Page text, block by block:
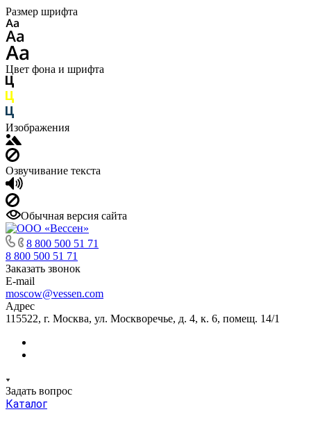
Размер шрифта
Цвет фона и шрифта
Изображения
Озвучивание текста
Обычная версия сайта
8 800 500 51 71
8 800 500 51 71
Заказать звонок
E-mail
moscow@vessen.com
Адрес
115522, г. Москва, ул. Москворечье, д. 4, к. 6, помещ. 14/1
Задать вопрос
Каталог